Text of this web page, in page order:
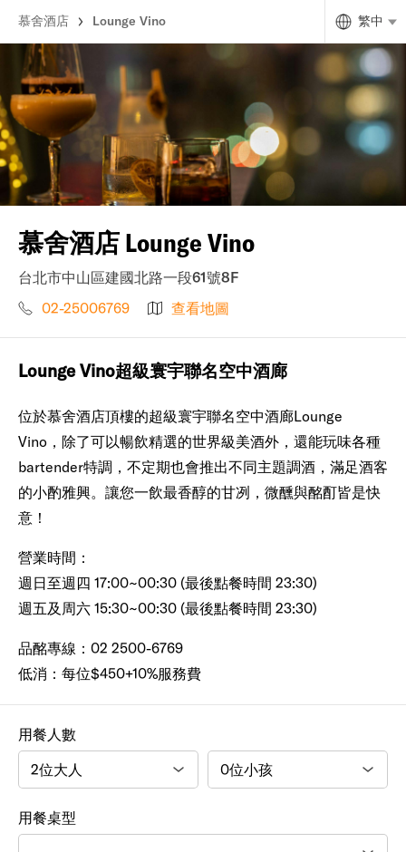
慕舍酒店 Lounge Vino 繁中
慕舍酒店 Lounge Vino
台北市中山區建國北路一段61號8F
02-25006769
查看地圖
Lounge Vino超級寰宇聯名空中酒廊
位於慕舍酒店頂樓的超級寰宇聯名空中酒廊Lounge
Vino，除了可以暢飲精選的世界級美酒外，還能玩味各種
bartender特調，不定期也會推出不同主題調酒，滿足酒客
的小酌雅興。讓您一飲最香醇的甘冽，微醺與酩酊皆是快
意！
營業時間：
週日至週四 17:00~00:30 (最後點餐時間 23:30)
週五及周六 15:30~00:30 (最後點餐時間 23:30)
品酩專線：02 2500-6769
低消：每位$450+10%服務費
用餐人數
用餐桌型